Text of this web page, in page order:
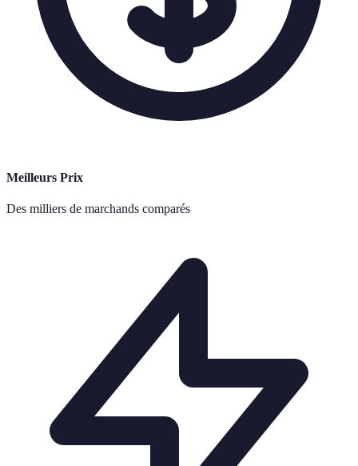
Meilleurs Prix
Des milliers de marchands comparés